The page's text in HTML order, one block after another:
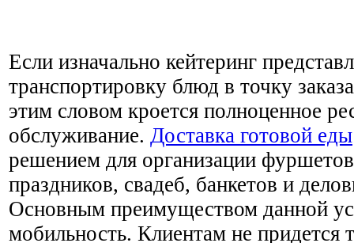
Если изначально кейтеринг
транспортировку блюд в точку
этим словом кроется полноценное
обслуживание. Доставка готовой еды
решением для организации
праздников, свадеб, банкетов и
Основным преимуществом данной
мобильность. Клиентам не придется